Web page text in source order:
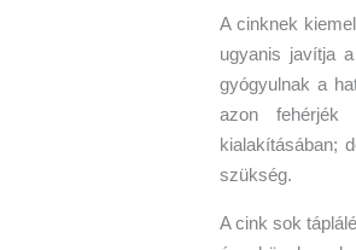
A cinknek
ugyanis javítja
gyógyulnak a
azon fehérjék
kialakításában;
szükség.
A cink sok